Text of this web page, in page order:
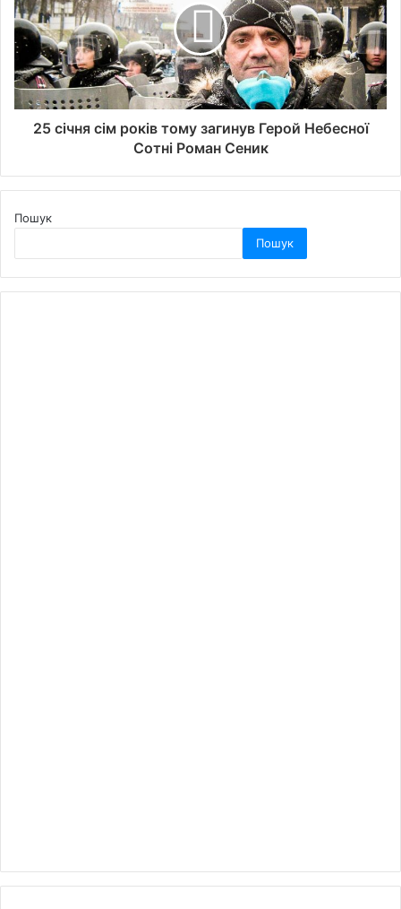
25 січня сім років тому загинув Герой Небесної
Сотні Роман Сеник
Пошук
Пошук